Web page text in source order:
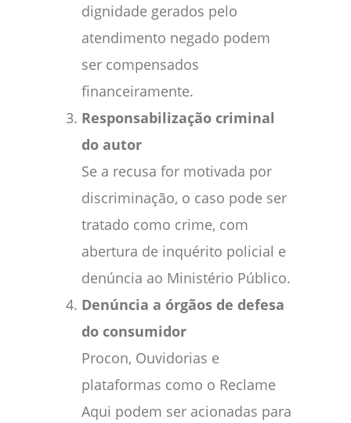
dignidade gerados pelo
atendimento negado podem
ser compensados
financeiramente.
Responsabilização criminal
do autor
Se a recusa for motivada por
discriminação, o caso pode ser
tratado como crime, com
abertura de inquérito policial e
denúncia ao Ministério Público.
Denúncia a órgãos de defesa
do consumidor
Procon, Ouvidorias e
plataformas como o Reclame
Aqui podem ser acionadas para